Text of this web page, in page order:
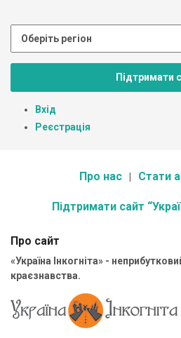
Підтримати
Вхід
Реєстрація
Про нас Стати
Підтримати сайт
Про сайт
«Україна Інкогніта» -
краєзнавства.